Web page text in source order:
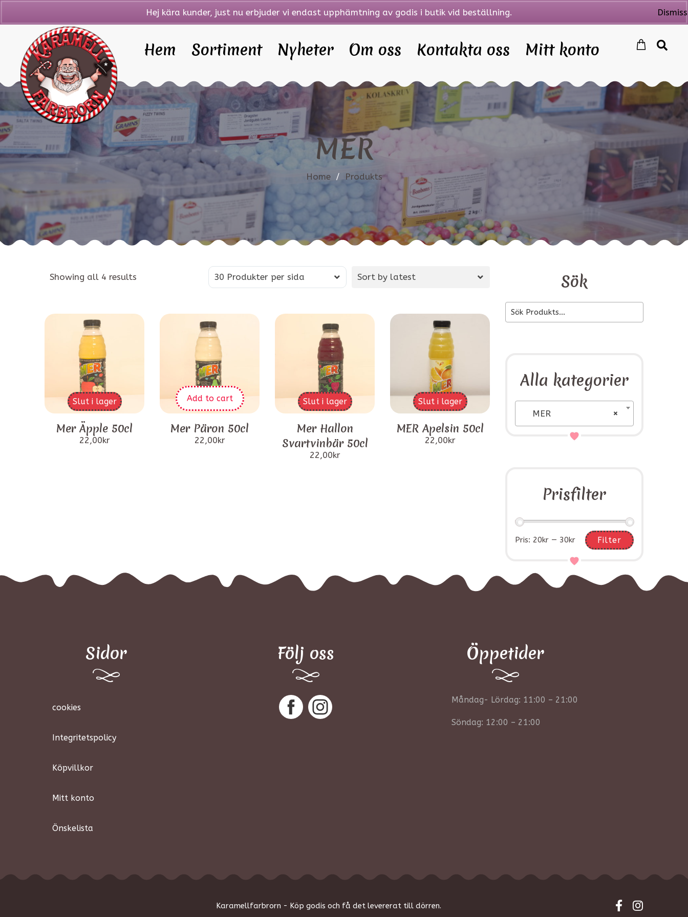
Hem Sortiment Nyheter Om oss Kontakta oss Mitt konto
MER
Home / Produkts
Sök
Alla kategorier
×
MER
Prisfilter
Filter
Pris: 20kr — 30kr
Showing all 4 results 30 Produkter per sida Sort by latest
Slut i lager
Mer Äpple 50cl
22,00kr
Add to cart
Mer Päron 50cl
22,00kr
Slut i lager
Mer Hallon
Svartvinbär 50cl
22,00kr
Slut i lager
MER Apelsin 50cl
22,00kr
Sidor
cookies
Integritetspolicy
Köpvillkor
Mitt konto
Önskelista
Följ oss Öppetider
Måndag- Lördag: 11:00 – 21:00
Söndag: 12:00 – 21:00
Karamellfarbrorn - Köp godis och få det levererat till dörren.
Hej kära kunder, just nu erbjuder vi endast upphämtning av godis i butik vid beställning. Dismiss